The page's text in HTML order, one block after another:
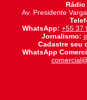
Rádio
Av. Presidente
WhatsApp: +55 37
Jornalismo:
Cadastre seu
WhatsApp